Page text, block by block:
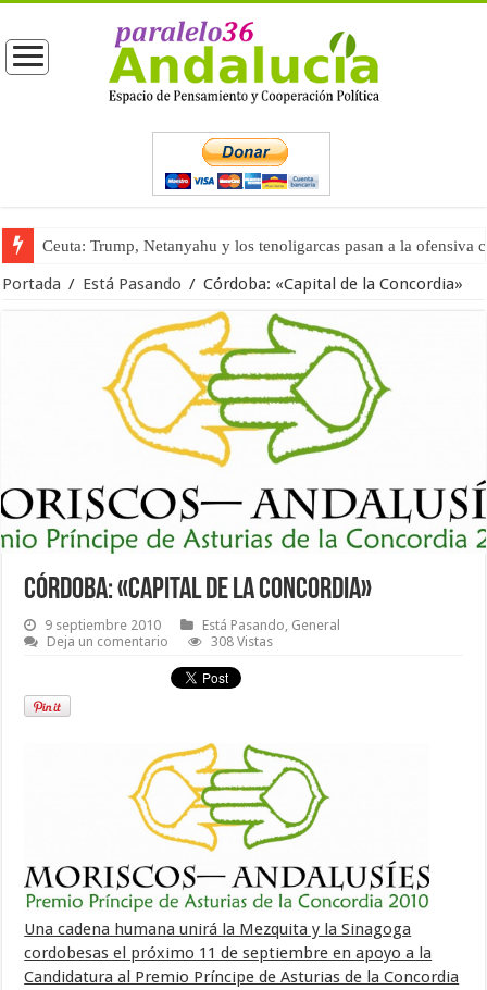
Ceuta: Trump, Netanyahu y los tenoligarcas pasan a la ofensiva
La masificación turística (tercera parte)
Portada / Está Pasando / Córdoba: «Capital de la Concordia»
Córdoba: «Capital de la Concordia»
9 septiembre 2010 Está Pasando General
Deja un comentario
308 Vistas
Una cadena humana unirá la Mezquita y la Sinagoga
cordobesas el próximo 11 de septiembre en apoyo a la
Candidatura al Premio Príncipe de Asturias de la Concordia